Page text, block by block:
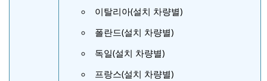
이탈리아(설치 차량별)
폴란드(설치 차량별)
독일(설치 차량별)
프랑스(설치 차량별)